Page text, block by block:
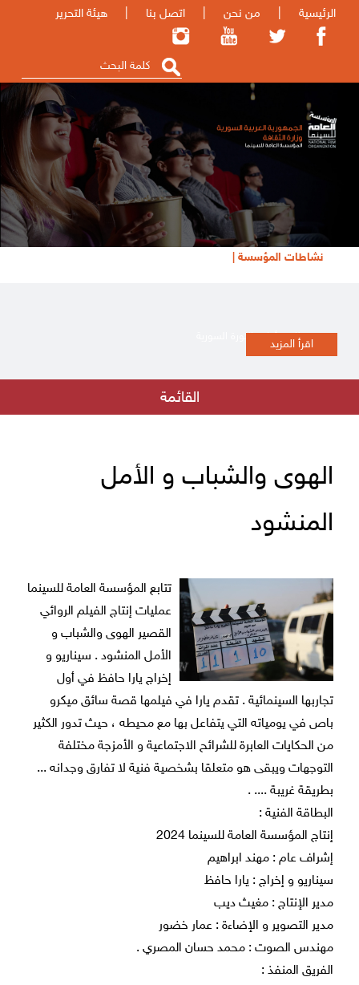
الرئيسية | من نحن | اتصل بنا | هيئة التحرير
نشاطات المؤسسة |
تظاهرة أفلام الثورة السورية
بيان من جهاد عبده - مدير المؤسسة العامة للسينما
اعلان نتائج مسابقة الفيلم القصير
فيلم أيام الرصاص في عرض خاص في دمشق
إطلاق مسابقة الفيلم الروائي الطويل الأول لمخرجه
فيلم كما يليق بك على منصة التتويج في مهرجان ليبيا السينمائي في دورته
الأولى
اقرأ المزيد
القائمة
الهوى والشباب و الأمل
المنشود
تتابع المؤسسة العامة للسينما
عمليات إنتاج الفيلم الروائي
القصير الهوى والشباب و
الأمل المنشود . سيناريو و
إخراج يارا حافظ في أول
تجاربها السينمائية . تقدم يارا في فيلمها قصة سائق ميكرو
باص في يومياته التي يتفاعل بها مع محيطه ، حيث تدور الكثير
من الحكايات العابرة للشرائح الاجتماعية و الأمزجة مختلفة
التوجهات ويبقى هو متعلقا بشخصية فنية لا تفارق وجدانه ...
بطريقة غريبة .... .
البطاقة الفنية :
إنتاج المؤسسة العامة للسينما 2024
إشراف عام : مهند ابراهيم
سيناريو و إخراج : يارا حافظ
مدير الإنتاج : مغيث ديب
مدير التصوير و الإضاءة : عمار خضور
مهندس الصوت : محمد حسان المصري .
الفريق المنفذ :